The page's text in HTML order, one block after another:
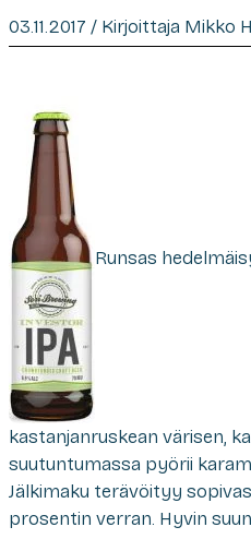
03.11.2017 / Kirjoittaja Mikko
Runsas
kastanjanruskean värisen,
suutuntumassa pyörii
Jälkimaku terävöityy
prosentin verran. Hyvin